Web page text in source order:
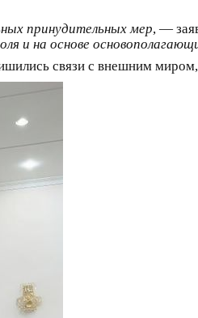
принудительных мер, —
и на основе
связи с внешним